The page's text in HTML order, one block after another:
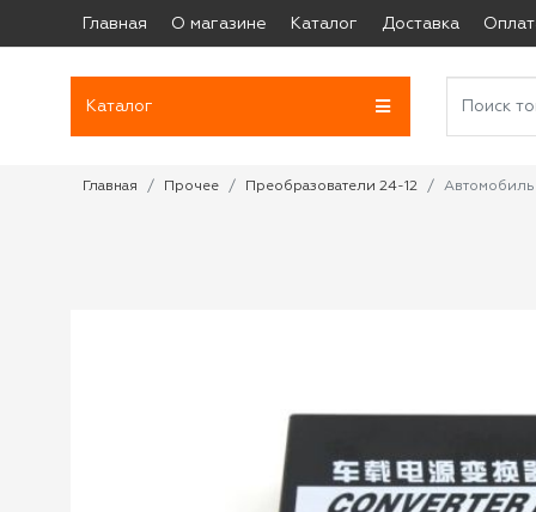
Главная О магазине Каталог Доставка
Каталог
Главная Прочее Преобразователи 24-12